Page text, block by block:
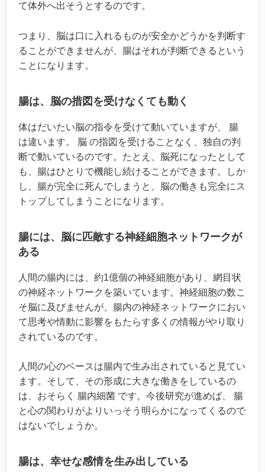
て体外へ出そうとするのです。
つまり、脳は口に入れるものが安全かどうかを判断す
ることができませんが、腸はそれが判断できるという
ことになります。
腸は、脳の措図を受けなくても動く
体はだいたい脳の指令を受けて動いていますが、 腸
は違います。 脳 の指図を受けることなく、独自の判
断で動いているのです。たとえ、脳死になったとして
も、腸はひとりで機能し続けることができます。しか
し、腸が完全に死んでしまうと、脳の働きも完全にス
トップしてしまうことになります。
腸には、脳に匹敵する神経細胞ネットワークが
ある
人間の腸内には、約1億個の神経細胞があり、網目状
の神経ネットワークを築いています。神経細胞の数こ
そ脳に及びませんが、腸内の神経ネットワークにおい
て思考や情動に影響をもたらす多くの情報がやり取り
されているのです。
人間の心のベースは腸内で生み出されていると見てい
ます。そして、その形成に大きな働きをしているの
は、おそらく 腸内細菌 です。今後研究が進めば、 腸
と心の関わりがよりいっそう明らかになってくるので
はないでしょうか。
腸は、幸せな感情を生み出している